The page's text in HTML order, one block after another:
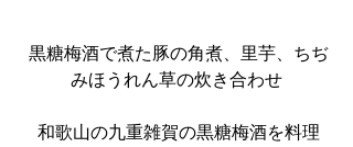
みほうれん草の炊き合わせ
和歌山の九重雑賀の黒糖梅酒を料理